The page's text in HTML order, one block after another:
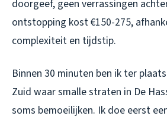
doorgeef, geen verrassingen
ontstopping kost €150-275,
complexiteit en tijdstip.
Binnen 30 minuten ben ik ter
Zuid waar smalle straten in De
soms bemoeilijken. Ik doe eerst